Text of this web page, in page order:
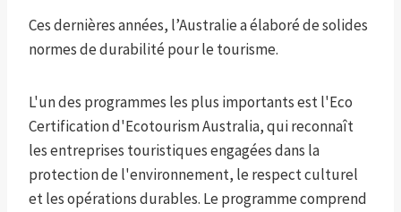
Ces dernières années, l’Australie a élaboré de solides
normes de durabilité pour le tourisme.
L'un des programmes les plus importants est l'Eco
Certification d'Ecotourism Australia, qui reconnaît
les entreprises touristiques engagées dans la
protection de l'environnement, le respect culturel
et les opérations durables. Le programme comprend